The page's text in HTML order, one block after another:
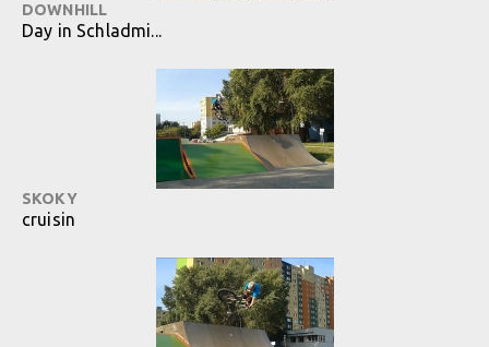
DOWNHILL
Day in Schladmi...
SKOKY
cruisin